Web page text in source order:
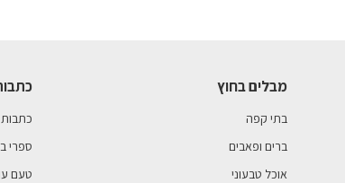
מבלים בחוץ
בתי קפה
ברים ופאבים
אוכל טבעוני
ספרי
טעם